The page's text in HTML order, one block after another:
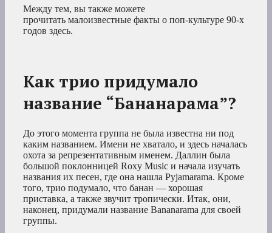
Между тем, вы также можете
прочитать малоизвестные факты о поп-культуре 90-х
годов здесь.
Как трио придумало
название “Бананарама”?
До этого момента группа не была известна ни под
каким названием. Имени не хватало, и здесь началась
охота за репрезентативным именем. Даллин была
большой поклонницей Roxy Music и начала изучать
названия их песен, где она нашла Pyjamarama. Кроме
того, трио подумало, что банан — хорошая
приставка, а также звучит тропически. Итак, они,
наконец, придумали название Bananarama для своей
группы.